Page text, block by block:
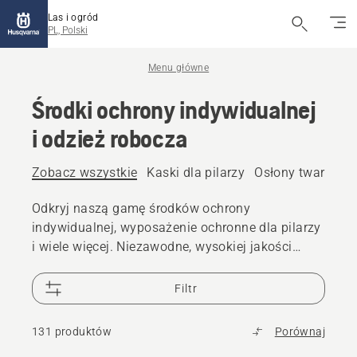
Las i ogród
PL, Polski
Menu główne
Środki ochrony indywidualnej
i odzież robocza
Zobacz wszystkie Kaski dla pilarzy Osłony twarzy i
Odkryj naszą gamę środków ochrony
indywidualnej, wyposażenie ochronne dla pilarzy
i wiele więcej. Niezawodne, wysokiej jakości
wyzwania.
Filtr
131 produktów Porównaj